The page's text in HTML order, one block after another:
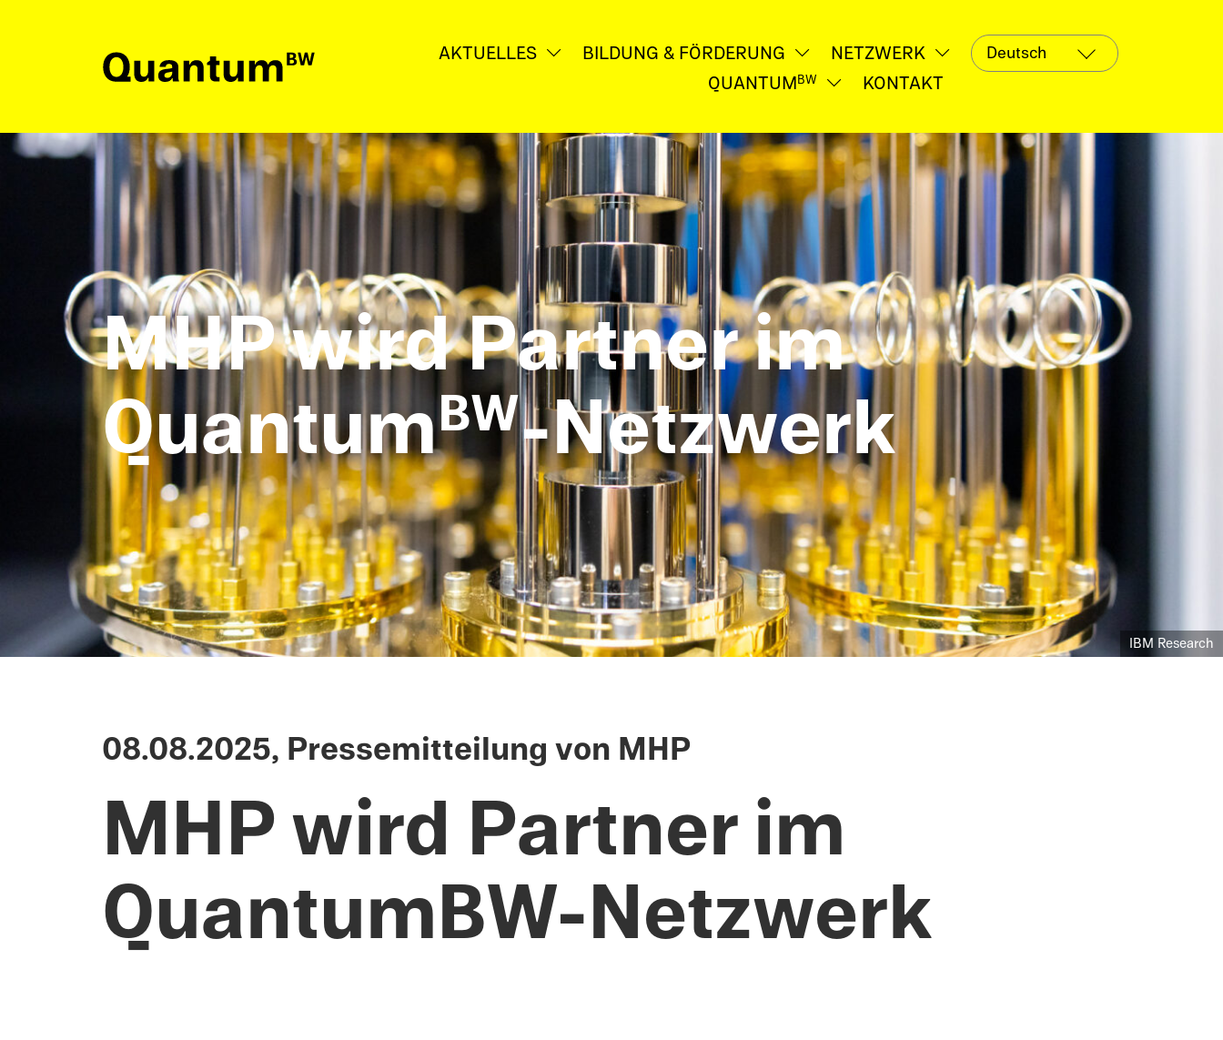
AKTUELLES
Untermenü
BILDUNG & FÖRDERUNG
Untermenü
NETZW­ERK
Untermenü
öffnen
QUANTUMBW
Untermenü
KONTAKT
Bildung & Förderung
Netzwerk
QuantumBW
Kontakt
IBM Research
MHP wird Partner im
QuantumBW-Netzw­erk
08.08.2025, Pressemit­teilung von MHP
MHP wird Partner im
QuantumBW-Netzwerk